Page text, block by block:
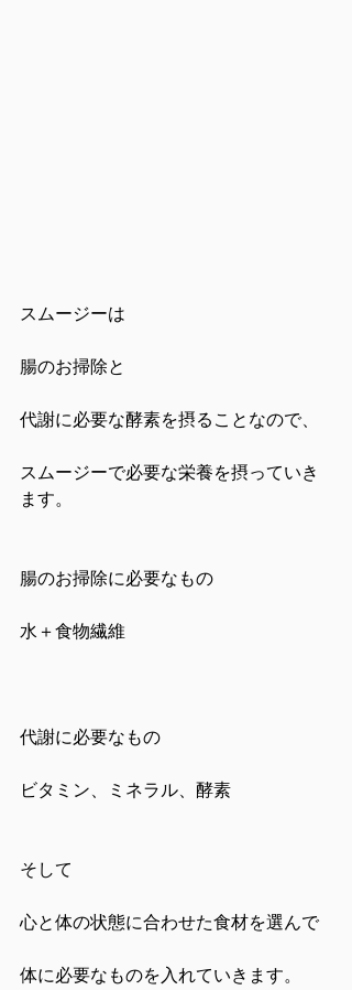
スムージーは
腸のお掃除と
代謝に必要な酵素を摂ることなので、
スムージーで必要な栄養を摂っていき
ます。
腸のお掃除に必要なもの
水＋食物繊維
代謝に必要なもの
ビタミン、ミネラル、酵素
そして
心と体の状態に合わせた食材を選んで
体に必要なものを入れていきます。